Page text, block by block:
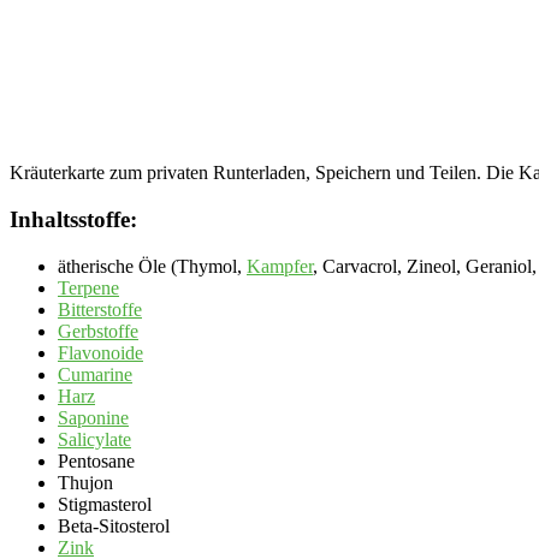
Kräuterkarte zum privaten Runterladen, Speichern und Teilen. Die
Inhaltsstoffe:
ätherische Öle (Thymol, Kampfer, Carvacrol, Zineol,
Terpene
Bitterstoffe
Gerbstoffe
Flavonoide
Cumarine
Harz
Saponine
Salicylate
Pentosane
Thujon
Stigmasterol
Beta-Sitosterol
Zink